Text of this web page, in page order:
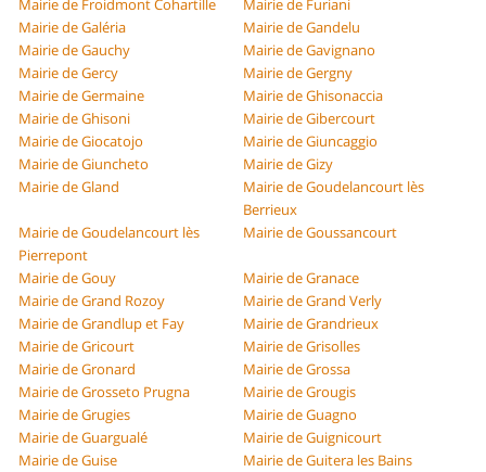
Mairie de Froidmont Cohartille
Mairie de Furiani
Mairie de Galéria
Mairie de Gandelu
Mairie de Gauchy
Mairie de Gavignano
Mairie de Gercy
Mairie de Gergny
Mairie de Germaine
Mairie de Ghisonaccia
Mairie de Ghisoni
Mairie de Gibercourt
Mairie de Giocatojo
Mairie de Giuncaggio
Mairie de Giuncheto
Mairie de Gizy
Mairie de Gland
Mairie de Goudelancourt lès
Berrieux
Mairie de Goudelancourt lès
Pierrepont
Mairie de Goussancourt
Mairie de Gouy
Mairie de Granace
Mairie de Grand Rozoy
Mairie de Grand Verly
Mairie de Grandlup et Fay
Mairie de Grandrieux
Mairie de Gricourt
Mairie de Grisolles
Mairie de Gronard
Mairie de Grossa
Mairie de Grosseto Prugna
Mairie de Grougis
Mairie de Grugies
Mairie de Guagno
Mairie de Guargualé
Mairie de Guignicourt
Mairie de Guise
Mairie de Guitera les Bains